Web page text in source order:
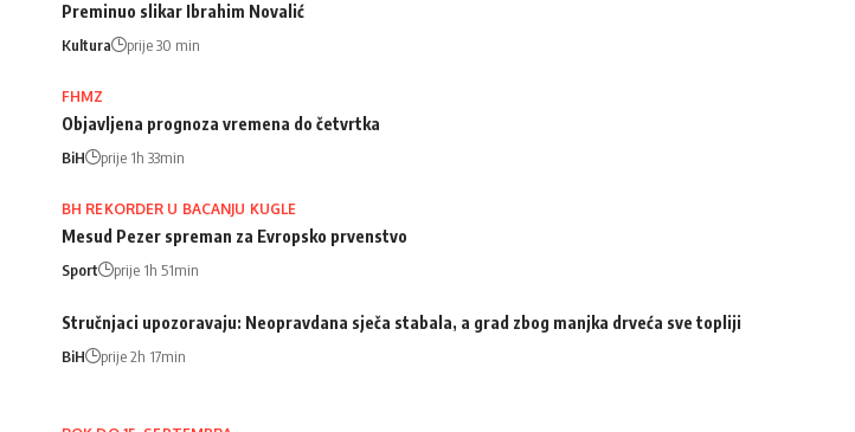
Preminuo slikar Ibrahim Novalić
Kultura prije 30 min
FHMZ
Objavljena prognoza vremena do četvrtka
BiH prije 1h 33min
BH REKORDER U BACANJU KUGLE
Mesud Pezer spreman za Evropsko prvenstvo
Sport prije 1h 51min
Stručnjaci upozoravaju: Neopravdana sječa stabala, a grad zbog manjka drveća sve topliji
BiH prije 2h 17min